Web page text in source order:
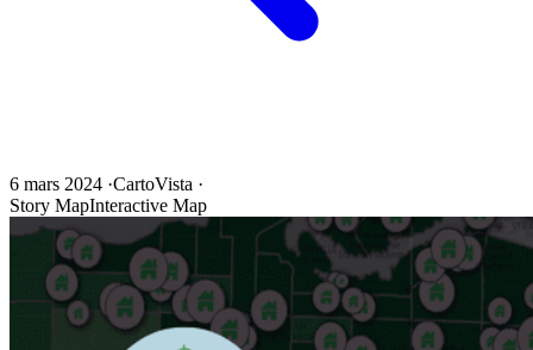
6 mars 2024 ·CartoVista ·
Story MapInteractive Map